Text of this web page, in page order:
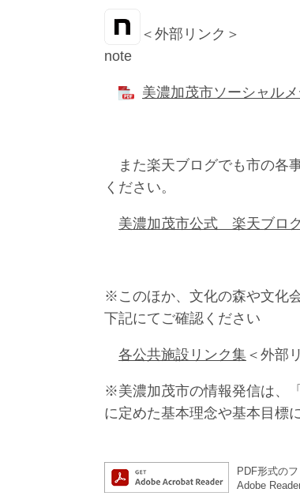
＜外部リンク＞
note
美濃加茂市ソーシャル
また楽天ブログでも市の各
ください。
美濃加茂市公式 楽天ブロ
※このほか、文化の森や文化
下記にてご確認ください
各公共施設リンク集 ＜外部
※美濃加茂市の情報発信は、「
に定めた基本理念や基本目標
PDF形式の
Adobe